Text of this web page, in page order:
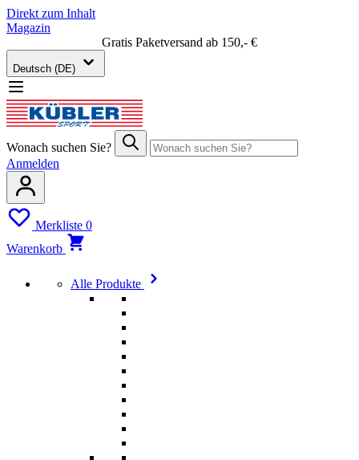
Direkt zum Inhalt
Magazin
Gratis Paketversand ab 150,- €
Deutsch (DE)
Wonach suchen Sie?
Anmelden
Merkliste 0
Warenkorb
Alle Produkte